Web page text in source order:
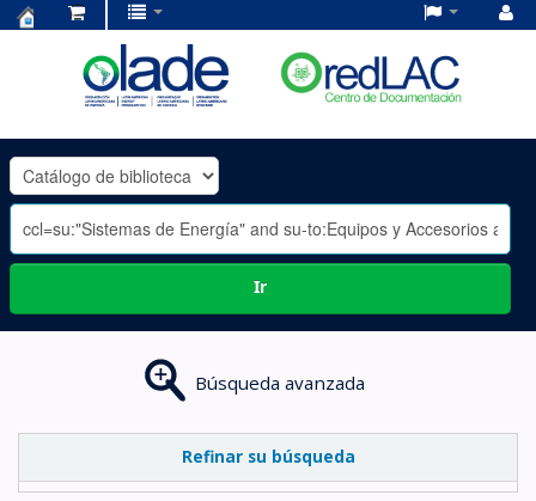
OLADE
-
Ir
Búsqueda avanzada
Refinar su búsqueda